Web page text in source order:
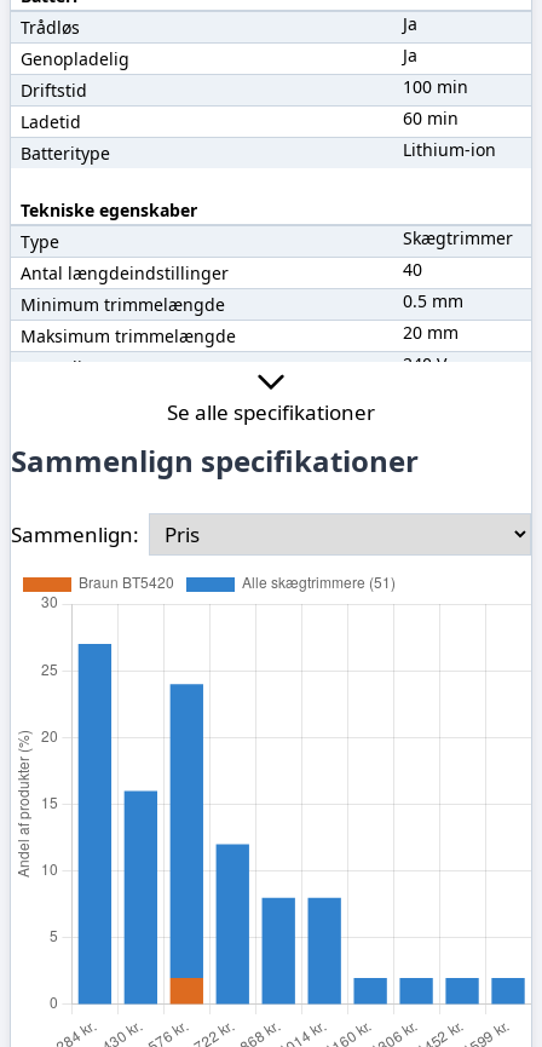
Trådløs
Ja
Genopladelig
Ja
Driftstid
100 min
Ladetid
60 min
Batteritype
Lithium-ion
Tekniske egenskaber
Type
Skægtrimmer
Antal længdeindstillinger
40
Minimum trimmelængde
0.5 mm
Maksimum trimmelængde
20 mm
Spænding
240 V
Antal afstandskamme
3
Selvslibende blade
Ja
Materiale
Klingens materiale
Rustfrit stål
Enhedens materiale
Se alle specifikationer
Sammenlign specifikationer
Sammenlign: